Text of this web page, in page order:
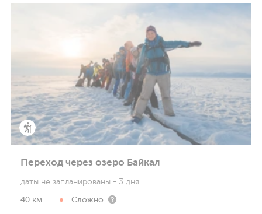
Переход через озеро Байкал
даты не запланированы - 3 дня
40 км Сложно